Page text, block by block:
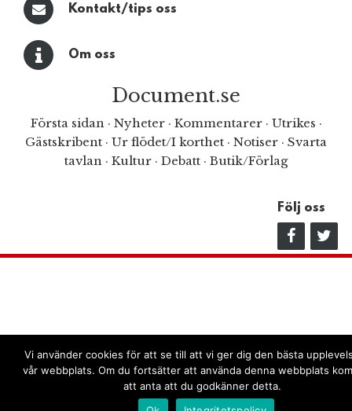
Kontakt/tips oss
Om oss
Document.se
Första sidan· Nyheter· Kommentarer· Utrikes ·
Gästskribent · Ur flödet/I korthet · Notiser · Svarta
tavlan · Kultur · Debatt · Butik/Förlag
Följ oss
Vi använder cookies för att se till att vi ger dig den bästa
vår webbplats. Om du fortsätter att använda denna webbplats
att anta att du godkänner detta.